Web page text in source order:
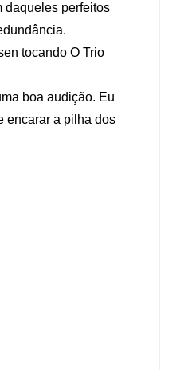
daqueles perfeitos
tocando O Trio
boa audição. Eu
encarar a pilha dos